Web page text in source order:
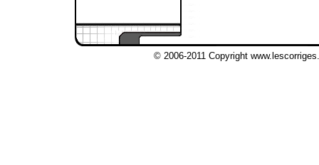
© 2006-2011 Copyright